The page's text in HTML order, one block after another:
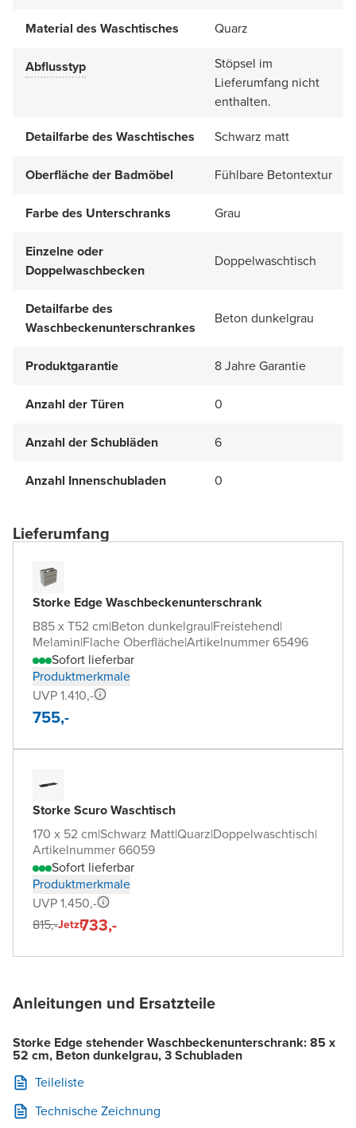
Material des Waschtisches Quarz
Abflusstyp
Stöpsel im
Lieferumfang nicht
enthalten.
Detailfarbe des Waschtisches
Schwarz matt
Oberfläche der Badmöbel Fühlbare Betontextur
Farbe des Unterschranks Grau
Einzelne oder
Doppelwaschbecken
Doppelwaschtisch
Detailfarbe des
Waschbeckenunterschrankes
Beton dunkelgrau
Produktgarantie 8 Jahre Garantie
Anzahl der Türen 0
Anzahl der Schubläden 6
Anzahl Innenschubladen 0
Lieferumfang
Storke Edge Waschbeckenunterschrank
B85 x T52 cm|Beton dunkelgrau|Freistehend|
Melamin|Flache Oberfläche|Artikelnummer 65496
Sofort lieferbar
Produktmerkmale
UVP 1.410,-
755,-
Storke Scuro Waschtisch
170 x 52 cm|Schwarz Matt|Quarz|Doppelwaschtisch|
Artikelnummer 66059
Sofort lieferbar
Produktmerkmale
UVP 1.450,-
815,-Jetzt733,-
Anleitungen und Ersatzteile
Storke Edge stehender Waschbeckenunterschrank: 85 x
52 cm, Beton dunkelgrau, 3 Schubladen
Teileliste
Technische Zeichnung